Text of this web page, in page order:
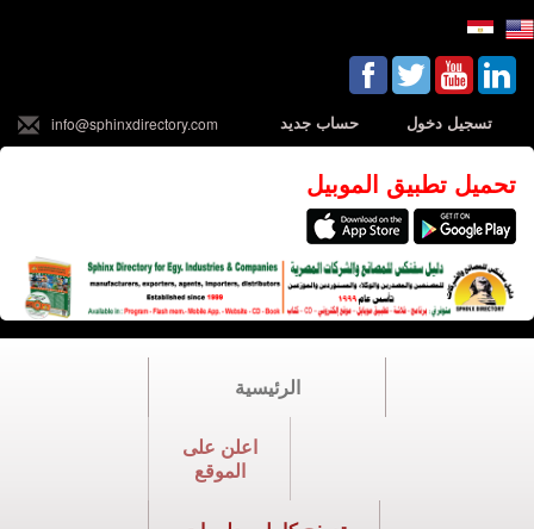
تسجيل دخول حساب جديد info@sphinxdirectory.com
تحميل تطبيق الموبيل
الرئيسية
اعلن على
الموقع